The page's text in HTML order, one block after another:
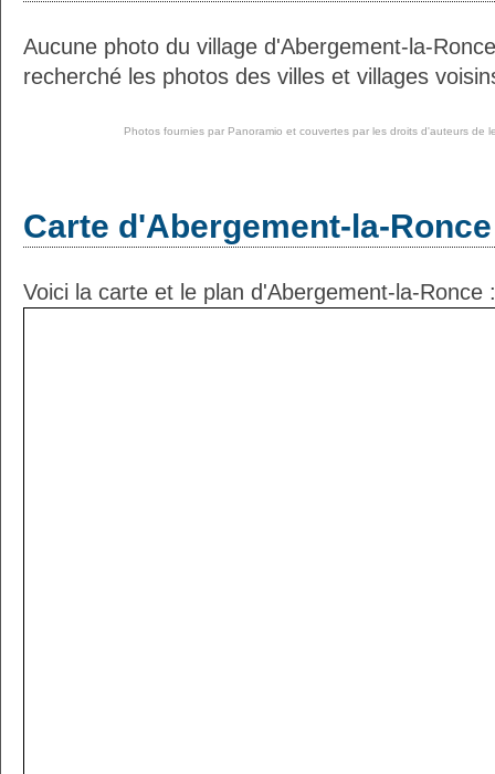
Aucune photo du village d'Abergement-la-
recherché les photos des villes et villages
Photos fournies par Panoramio et couvertes par les droits d'auteurs de
Carte d'Abergement-la-Ronce
Voici la carte et le plan d'Abergement-la-Ronce :